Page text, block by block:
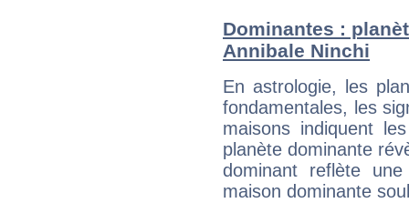
Dominantes :
Annibale Ninchi
En astrologie, les
fondamentales, les
maisons indiquent
planète dominante
dominant reflète
maison dominante